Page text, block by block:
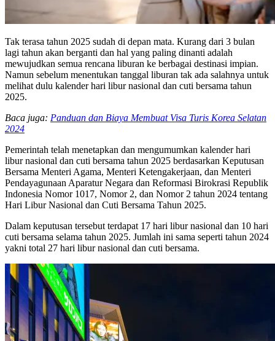
Tak terasa tahun 2025 sudah di depan mata. Kurang dari 3 bulan
lagi tahun akan berganti dan hal yang paling dinanti adalah
mewujudkan semua rencana liburan ke berbagai destinasi impian.
Namun sebelum menentukan tanggal liburan tak ada salahnya untuk
melihat dulu kalender hari libur nasional dan cuti bersama tahun
2025.
Baca juga: Panduan dan Biaya Membuat Visa Turis Korea Selatan
2024
Pemerintah telah menetapkan dan mengumumkan kalender hari
libur nasional dan cuti bersama tahun 2025 berdasarkan Keputusan
Bersama Menteri Agama, Menteri Ketengakerjaan, dan Menteri
Pendayagunaan Aparatur Negara dan Reformasi Birokrasi Republik
Indonesia Nomor 1017, Nomor 2, dan Nomor 2 tahun 2024 tentang
Hari Libur Nasional dan Cuti Bersama Tahun 2025.
Dalam keputusan tersebut terdapat 17 hari libur nasional dan 10 hari
cuti bersama selama tahun 2025. Jumlah ini sama seperti tahun 2024
yakni total 27 hari libur nasional dan cuti bersama.